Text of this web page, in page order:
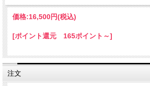
価格:16,500円(税込)
[ポイント還元 165ポイント～]
注文